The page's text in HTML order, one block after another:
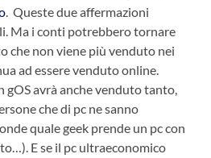
. Queste due affermazioni
Ma i conti potrebbero tornare
che non viene più venduto nei
ad essere venduto online.
gOS avrà anche venduto tanto,
che di pc ne sanno
quale geek prende un pc con
E se il pc ultraeconomico